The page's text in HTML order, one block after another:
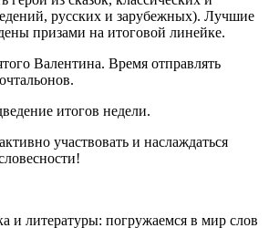
русских и зарубежных). Лучшие
призами на итоговой линейке.
Валентина. Время отправлять
итогов недели.
участвовать и наслаждаться
и литературы: погружаемся в мир слов